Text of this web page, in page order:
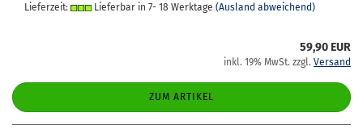
Lieferzeit:
Lieferbar in 7- 18 Werktage (Ausland abweichend)
59,90 EUR
inkl. 19% MwSt. zzgl. Versand
ZUM ARTIKEL